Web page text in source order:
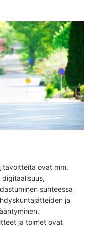
tavoitteita ovat mm.
suhteessa
ja
ja toimet ovat